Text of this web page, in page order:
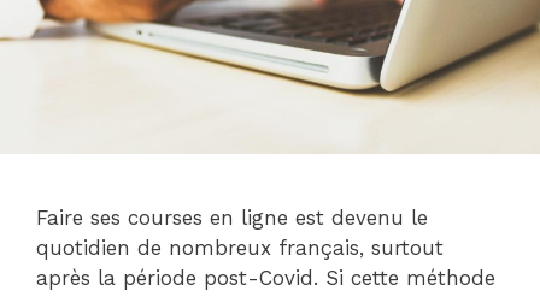
Faire ses courses en ligne est devenu le
quotidien de nombreux français, surtout
après la période post-Covid. Si cette méthode